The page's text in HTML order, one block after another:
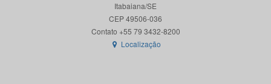
Itabaiana/SE
CEP 49506-036
Localização